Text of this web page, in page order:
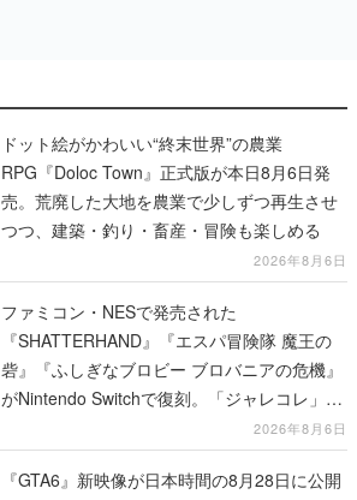
ドット絵がかわいい“終末世界”の農業
RPG『Doloc Town』正式版が本日8月6日発
売。荒廃した大地を農業で少しずつ再生させ
つつ、建築・釣り・畜産・冒険も楽しめる
2026年8月6日
ファミコン・NESで発売された
『SHATTERHAND』『エスパ冒険隊 魔王の
砦』『ふしぎなブロビー ブロバニアの危機』
がNintendo Switchで復刻。「ジャレコレ」シ
2026年8月6日
『GTA6』新映像が日本時間の8月28日に公開